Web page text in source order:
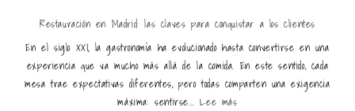
Restauración en Madrid: las claves para conquistar a los clientes
En el siglo XXI, la gastronomía ha evolucionado hasta convertirse en una
experiencia que va mucho más allá de la comida. En este sentido, cada
mesa trae expectativas diferentes, pero todas comparten una exigencia
máxima: sentirse...Lee más